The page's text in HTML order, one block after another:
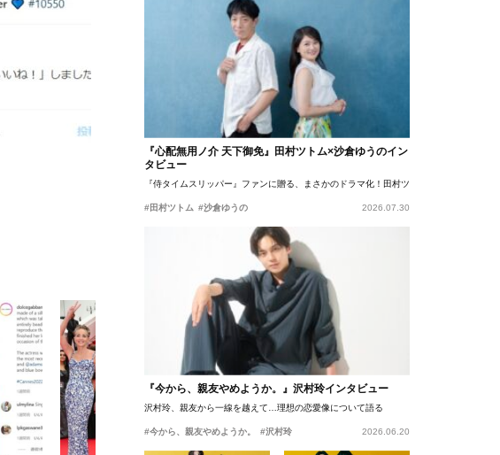
『心配無用ノ介 天下御免』田村ツトム×沙倉ゆうのイン
タビュー
『侍タイムスリッパー』ファンに贈る、まさかのドラマ化！田村ツトム×沙倉ゆうのが語
#田村ツトム #沙倉ゆうの 2026.07.30
『今から、親友やめようか。』沢村玲インタビュー
沢村玲、親友から一線を越えて…理想の恋愛像について語る
#今から、親友やめようか。 #沢村玲 2026.06.20